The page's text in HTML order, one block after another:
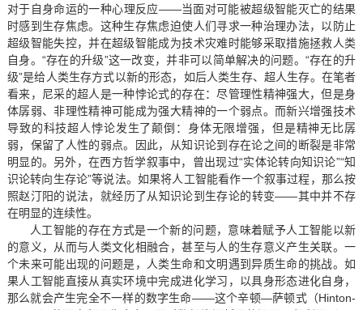
对于自身命运的一种心理反应——当面对可能被超级智能灭亡的结果
时感到生存焦虑。这种生存焦虑迫使人们寻求一种治理办法，以防止
超级智能失控，并在超级智能成为技术灾难时能够采取措施拯救人类
自身。“存在的升级”这一改变，并非可以简单解决的问题。“存在的升
级”是给人类生存方式以新的形态，如后人类生存、超人生存。在笔者
看来，尼采的超人是一种悖论式的存在：尽管理性精神强大，但是身
体孱弱、非理性精神可能成为强大精神的一个弱点。而新兴增强技术
导致的科技超人悖论发生了颠倒：身体无限增强，但是精神无比孱
弱，保留了人性的弱点。因此，从知识论到存在论之间的断裂是非常
明显的。另外，在西方哲学叙事中，曾出现过“实体论转向知识论”“知
识论转向生存论”等说法。如果将人工智能看作一个叙事过程，那么按
照赵汀阳的说法，就经历了从知识论到生存论的转变——其中并不存
在明显的连续性。
人工智能的存在方式是一个新的问题，意味着赋予人工智能以新
的意义，从而与人类文化相融合，甚至与人的生存意义产生关联。一
个未来可能出现的问题是，人类生命和文明遇到异质生命的挑战。如
果人工智能直接从真实环境中完成进化学习，以具身形态进化自身，
那么就会产生完全不一样的数字生命——这个辛顿—萨顿式（Hinton-